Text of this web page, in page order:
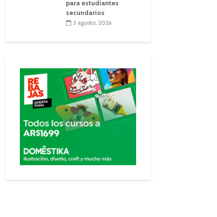
para estudiantes
secundarios
3 agosto, 2026